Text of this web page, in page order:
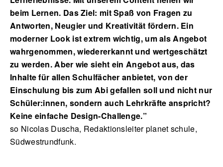
beim Lernen. Das Ziel: mit Spaß von Fragen zu
Antworten, Neugier und Kreativität fördern. Ein
moderner Look ist extrem wichtig, um als Angebot
wahrgenommen, wiedererkannt und wertgeschätzt
zu werden. Aber wie sieht ein Angebot aus, das
Inhalte für allen Schulfächer anbietet, von der
Einschulung bis zum Abi gefallen soll und nicht nur
Schüler:innen, sondern auch Lehrkräfte anspricht?
Keine einfache Design-Challenge.”
so Nicolas Duscha, Redaktionsleiter planet schule,
Südwestrundfunk.